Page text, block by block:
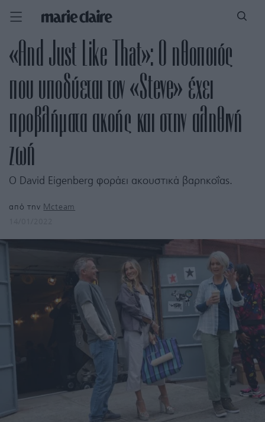
«And Just Like That»: Ο ηθοποιός
που υποδύεται τον «Steve» έχει
προβλήματα ακοής και στην αληθινή
ζωή
Ο David Eigenberg φοράει ακουστικά βαρηκοΐας.
από την Mcteam